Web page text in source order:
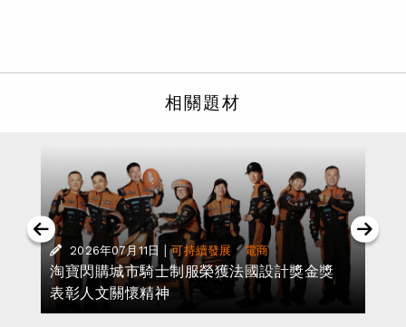
相關題材
2026年07月11日 | 可持續發展 ·電商
淘寶閃購城市騎士制服榮獲法國設計獎金獎
表彰人文關懷精神